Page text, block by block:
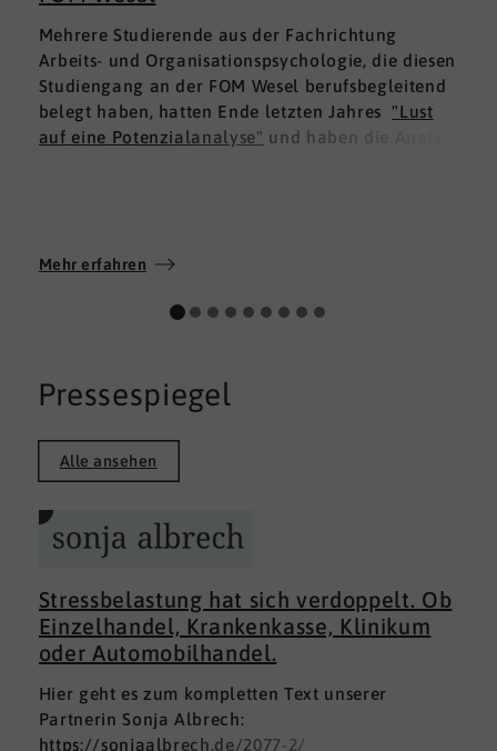
Mehrere Studierende aus der Fachrichtung
Arbeits- und Organisationspsychologie, die diesen
Studiengang an der FOM Wesel berufsbegleitend
belegt haben, hatten Ende letzten Jahres "Lust
auf eine Potenzialanalyse" und haben die Analyse
Wir wünschen allen Teilnehmerinnen und
persönlichen Weg und viel Erfolg.
Mehr erfahren
Pressespiegel
Alle ansehen
Stressbelastung hat sich verdoppelt. Ob
Einzelhandel, Krankenkasse, Klinikum
oder Automobilhandel.
Hier geht es zum kompletten Text unserer
Partnerin Sonja Albrech:
https://sonjaalbrech.de/2077-2/